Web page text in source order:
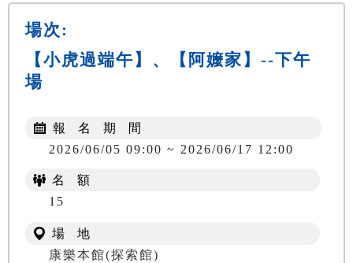
場次:
【小虎過端午】、【阿嬤家】--下午
場
報 名 期 間
2026/06/05 09:00 ~ 2026/06/17 12:00
名 額
15
場 地
康樂本館(探索館)